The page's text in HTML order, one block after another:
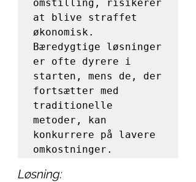
omstilling, risikerer
at blive straffet
økonomisk.
Bæredygtige løsninger
er ofte dyrere i
starten, mens de, der
fortsætter med
traditionelle
metoder, kan
konkurrere på lavere
omkostninger.
Løsning: